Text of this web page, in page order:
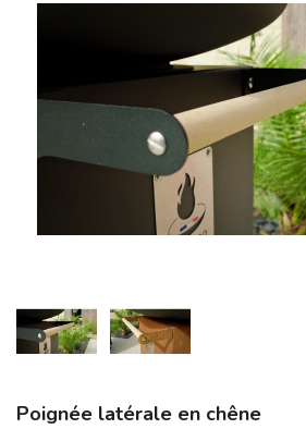
Poignée latérale en chêne